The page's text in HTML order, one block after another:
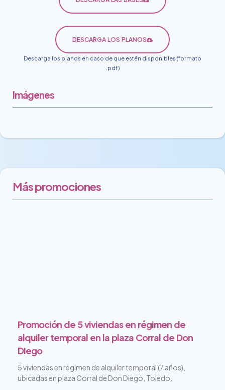
DESCARGA LOS PLANOS
Descarga los planos en caso de que estén disponibles (formato
.pdf)
Imágenes
Más promociones
Promoción de 5 viviendas en régimen de
alquiler temporal en la plaza Corral de Don
Diego
5 viviendas en régimen de alquiler temporal (7 años),
ubicadas en plaza Corral de Don Diego, Toledo.